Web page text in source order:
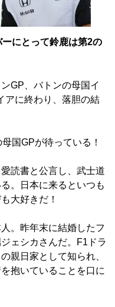
ーにとって鈴鹿は第2の
GP、バトンの母国イ
アに終わり、落胆の結
国GPが待っている！
読書と公言し、武士道
。日本に来るといつも
大好きだ！
。昨年末に結婚したフ
ェシカさんだ。F1ドラ
親日家として知られ、
抱いていることを口に